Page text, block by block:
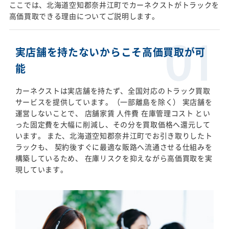
ここでは、北海道空知郡奈井江町でカーネクストがトラックを
高価買取できる理由についてご説明します。
実店舗を持たないからこそ高価買取が可
能
カーネクストは実店舗を持たず、全国対応のトラック買取
サービスを提供しています。（一部離島を除く） 実店舗を
運営しないことで、 店舗家賃 人件費 在庫管理コスト とい
った固定費を大幅に削減し、その分を買取価格へ還元して
います。 また、北海道空知郡奈井江町でお引き取りしたト
ラックも、 契約後すぐに最適な販路へ流通させる仕組みを
構築しているため、 在庫リスクを抑えながら高価買取を実
現しています。